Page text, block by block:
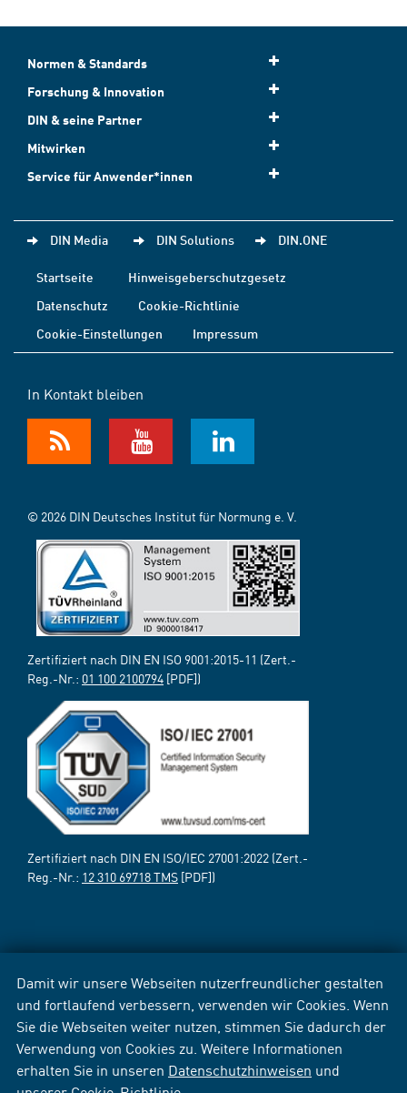
Damit wir unsere Webseiten nutzerfreundlicher gestalten
und fortlaufend verbessern, verwenden wir Cookies. Wenn
Sie die Webseiten weiter nutzen, stimmen Sie dadurch der
Verwendung von Cookies zu. Weitere Informationen
erhalten Sie in unseren Datenschutzhinweisen und
Normen & Standards
Forschung & Innovation
DIN & seine Partner
Mitwirken
Service für Anwender*innen
DIN Media DIN Solutions DIN.ONE
Startseite
Hinweisgeberschutzgesetz
Datenschutz
Cookie-Richtlinie
Cookie-Einstellungen
Impressum
In Kontakt bleiben
© 2026 DIN Deutsches Institut für Normung e. V.
Zertifiziert nach DIN EN ISO 9001:2015-11 (Zert.-
Reg.-Nr.: 01 100 2100794 [PDF])
Zertifiziert nach DIN EN ISO/IEC 27001:2022 (Zert.-
Reg.-Nr.: 12 310 69718 TMS [PDF])